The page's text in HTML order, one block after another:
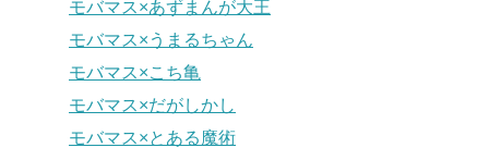
モバマス×あずまんが大王
モバマス×うまるちゃん
モバマス×こち亀
モバマス×だがしかし
モバマス×とある魔術